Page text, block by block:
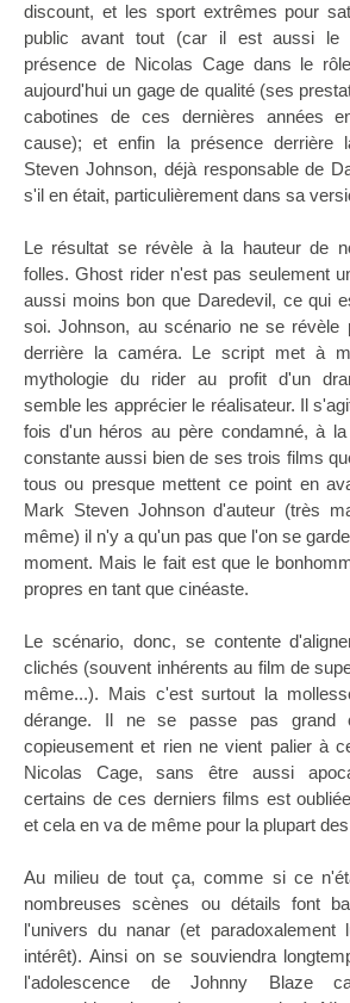
discount, et les sport extrêmes pour
public avant tout (car il est aussi le
présence de Nicolas Cage dans le
aujourd'hui un gage de qualité (ses
cabotines de ces dernières années
cause); et enfin la présence derrière
Steven Johnson, déjà responsable de
s'il en était, particulièrement dans sa
Le résultat se révèle à la hauteur de
folles. Ghost rider n'est pas seulement
aussi moins bon que Daredevil, ce qui
soi. Johnson, au scénario ne se révèle
derrière la caméra. Le script met à
mythologie du rider au profit d'un
semble les apprécier le réalisateur. Il
fois d'un héros au père condamné, à
constante aussi bien de ses trois films
tous ou presque mettent ce point en
Mark Steven Johnson d'auteur (très
même) il n'y a qu'un pas que l'on se
moment. Mais le fait est que le
propres en tant que cinéaste.
Le scénario, donc, se contente
clichés (souvent inhérents au film de
même...). Mais c'est surtout la
dérange. Il ne se passe pas grand
copieusement et rien ne vient palier à
Nicolas Cage, sans être aussi
certains de ces derniers films est
et cela en va de même pour la plupart
Au milieu de tout ça, comme si ce
nombreuses scènes ou détails font
l'univers du nanar (et paradoxalement
intérêt). Ainsi on se souviendra
l'adolescence de Johnny Blaze